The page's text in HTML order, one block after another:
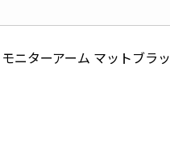
ニターアーム マットブラッ